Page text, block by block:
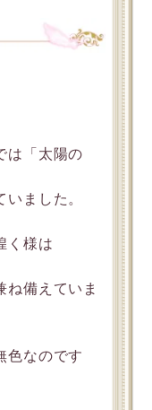
は「太陽の
ました。
く様は
ね備えていま
色なのです